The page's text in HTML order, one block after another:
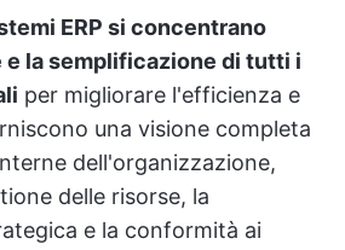
ERP si concentrano
la semplificazione di tutti i
per migliorare l'efficienza e
una visione completa
dell'organizzazione,
delle risorse, la
e la conformità ai